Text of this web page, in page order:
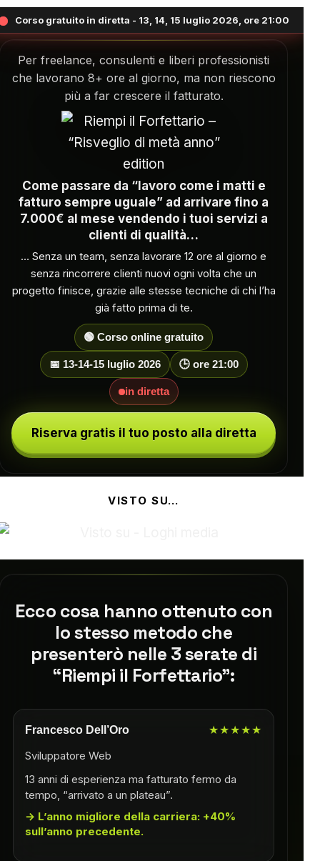
Corso gratuito in diretta - 13, 14, 15 luglio 2026, ore 21:00
Per freelance, consulenti e liberi professionisti
che lavorano 8+ ore al giorno, ma non riescono
più a far crescere il fatturato.
Riempi il Forfettario
“Risveglio di metà anno”
Come passare da “lavoro come i matti e
fatturo sempre uguale” ad arrivare fino a
7.000€ al mese vendendo i tuoi servizi a
clienti di qualità…
… Senza un team, senza lavorare 12 ore al giorno e
senza rincorrere clienti nuovi ogni volta che un
progetto finisce, grazie alle stesse tecniche di chi l’ha
già fatto prima di te.
🟢 Corso online gratuito
📅 13-14-15 luglio 2026 🕒 ore 21:00
in diretta
Riserva gratis il tuo posto alla diretta
VISTO SU…
Ecco cosa hanno ottenuto con
lo stesso metodo che
presenterò nelle 3 serate di
“Riempi il Forfettario”:
Francesco Dell’Oro ★★★★★
Sviluppatore Web
13 anni di esperienza ma fatturato fermo da
tempo, “arrivato a un plateau”.
L’anno migliore della carriera: +40%
sull’anno precedente.